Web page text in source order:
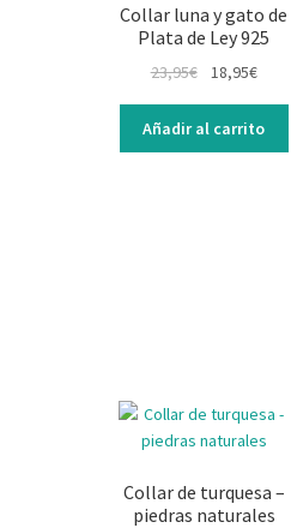
Collar luna y gato de
Plata de Ley 925
23,95€
original
era:
18,95€El
actual
es:
Añadir al carrito
Collar de turquesa –
piedras naturales